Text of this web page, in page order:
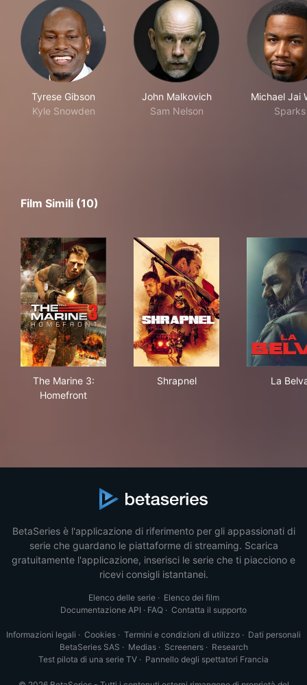
Tyrese Gibson
Kyle Snowden
John Malkovich
Sam Nelson
Michael Jai
Sparks
Film Simili (10)
The Marine 3:
Homefront
Shrapnel La
BetaSeries è l'applicazione di riferimento per gli appassionati di
serie che guardano le piattaforme di streaming. Scarica
gratuitamente l'applicazione, inserisci le serie che ti piacciono e
ricevi consigli istantanei.
Elenco delle serie· Elenco dei film
Documentazione API · FAQ · Contatta il supporto
Informazioni legali · Cookies · Termini e condizioni di utilizzo · Dati personali
BetaSeries SAS · Medias· Screeners· Research
Test pilota di una serie TV · Pannello degli spettatori Francia